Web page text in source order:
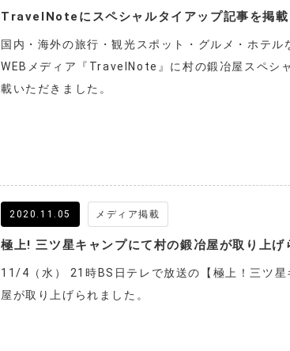
TravelNoteにスペシャルタイアップ記事を掲載
国内・海外の旅行・観光スポット・グルメ・ホテル
WEBメディア『TravelNote』に村の鍛冶屋スペシ
載いただきました。
2020.11.05 メディア掲載
極上! 三ツ星キャンプにて村の鍛冶屋が取り上げ
11/4（水） 21時BS日テレで放送の【極上！三ツ
屋が取り上げられました。